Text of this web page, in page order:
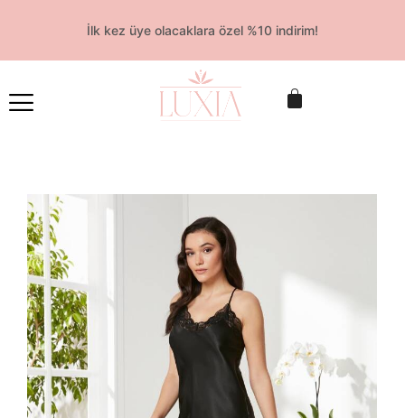
İlk kez üye olacaklara özel %10 indirim!